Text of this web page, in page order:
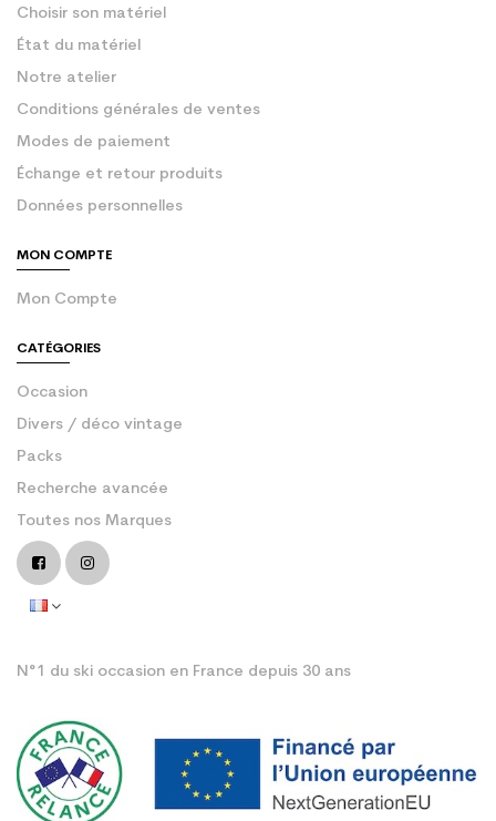
Choisir son matériel
État du matériel
Notre atelier
Conditions générales de ventes
Modes de paiement
Échange et retour produits
Données personnelles
MON COMPTE
Mon Compte
CATÉGORIES
Occasion
Divers / déco vintage
Packs
Recherche avancée
Toutes nos Marques
N°1 du ski occasion en France depuis 30 ans